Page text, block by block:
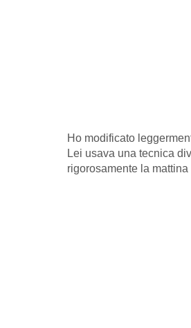
Ho modificato
Lei usava una tecnica
rigorosamente la